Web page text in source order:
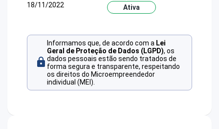
18/11/2022
Ativa
Informamos que, de acordo com a Lei
Geral de Proteção de Dados (LGPD), os
dados pessoais estão sendo tratados de
forma segura e transparente, respeitando
os direitos do Microempreendedor
individual (MEI).